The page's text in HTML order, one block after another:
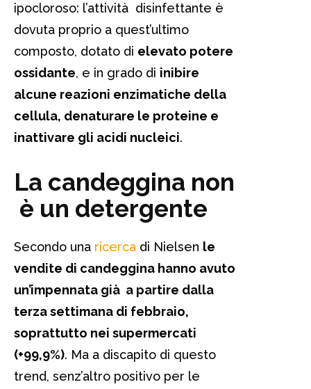
ipocloroso: l’attività disinfettante è
dovuta proprio a quest’ultimo
composto, dotato di elevato potere
ossidante, e in grado di inibire
alcune reazioni enzimatiche della
cellula, denaturare le proteine e
inattivare gli acidi nucleici.
La candeggina non
è un detergente
Secondo una ricerca di Nielsen le
vendite di candeggina hanno avuto
un’impennata già a partire dalla
terza settimana di febbraio,
soprattutto nei supermercati
(+99,9%). Ma a discapito di questo
trend, senz’altro positivo per le